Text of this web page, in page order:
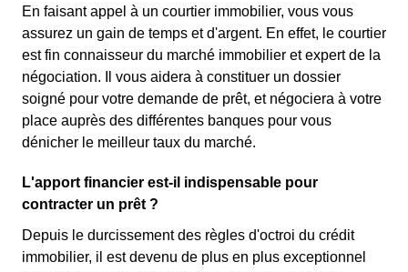
En faisant appel à un courtier immobilier, vous vous
assurez un gain de temps et d'argent. En effet, le courtier
est fin connaisseur du marché immobilier et expert de la
négociation. Il vous aidera à constituer un dossier
soigné pour votre demande de prêt, et négociera à votre
place auprès des différentes banques pour vous
dénicher le meilleur taux du marché.
L'apport financier est-il indispensable pour
contracter un prêt ?
Depuis le durcissement des règles d'octroi du crédit
immobilier, il est devenu de plus en plus exceptionnel